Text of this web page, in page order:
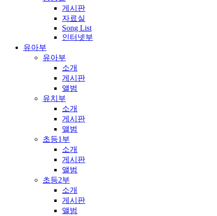
게시판
자료실
Song List
인터넷부
유아부
유아부
소개
게시판
앨범
유치부
소개
게시판
앨범
초등1부
소개
게시판
앨범
초등2부
소개
게시판
앨범